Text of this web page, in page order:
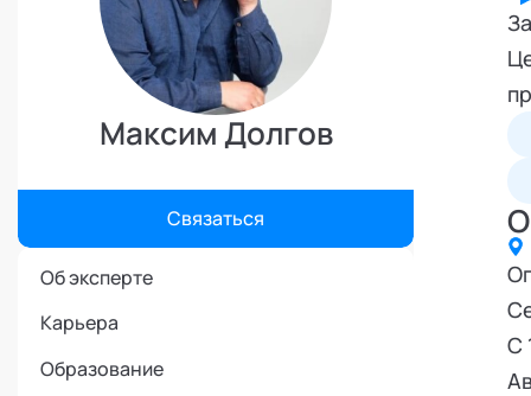
Максим Долгов
Связаться
Об эксперте
Карьера
Образование
С
Безопасность
Настройка двухфакторной аутентификации
Поддержка
Режим работы и тп